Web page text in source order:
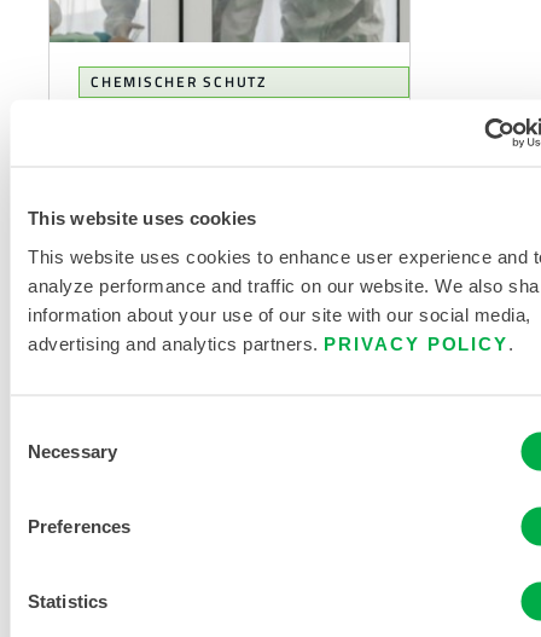
This website uses cookies
This website uses cookies to enhance user experience and
analyze performance and traffic on our website. We also
information about your use of our site with our social media,
advertising and analytics partners. PRIVACY POLICY
Selection
Necessary
Preferences
Statistics
CHEMISCHER SCHUTZ
Schutzkleidung
Bei jeder Pandemie oder
potenziellen Pandemie, die
weltweit in den Nachrichten
auftaucht, sind wir daran